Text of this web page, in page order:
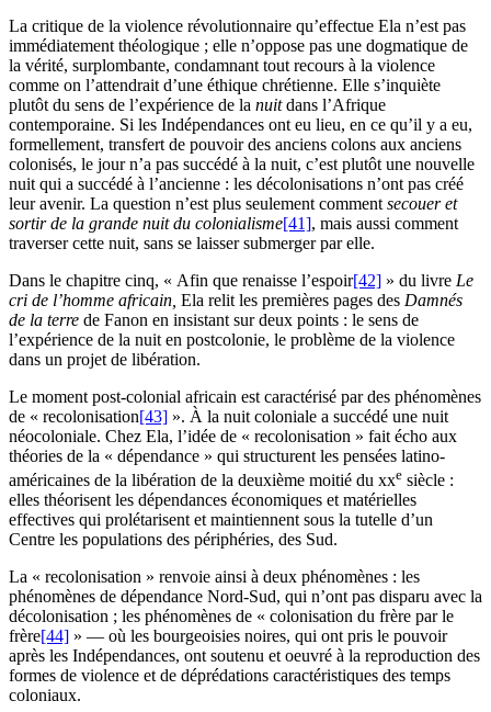
La critique de la violence révolutionnaire qu’effectue Ela n’est pas
immédiatement théologique ; elle n’oppose pas une dogmatique de
la vérité, surplombante, condamnant tout recours à la violence
comme on l’attendrait d’une éthique chrétienne. Elle s’inquiète
plutôt du sens de l’expérience de la nuitdans l’Afrique
contemporaine. Si les Indépendances ont eu lieu, en ce qu’il y a eu,
formellement, transfert de pouvoir des anciens colons aux anciens
colonisés, le jour n’a pas succédé à la nuit, c’est plutôt une nouvelle
nuit qui a succédé à l’ancienne : les décolonisations n’ont pas créé
leur avenir. La question n’est plus seulement comment secouer et
sortir de la grande nuit du colonialisme[41], mais aussi comment
traverser cette nuit, sans se laisser submerger par elle.
Dans le chapitre cinq, « Afin que renaisse l’espoir[42] » du livre Le
cri de l’homme africain, Ela relit les premières pages des Damnés
de la terre de Fanon en insistant sur deux points : le sens de
l’expérience de la nuit en postcolonie, le problème de la violence
dans un projet de libération.
Le moment post-colonial africain est caractérisé par des phénomènes
de « recolonisation[43] ». À la nuit coloniale a succédé une nuit
néocoloniale. Chez Ela, l’idée de « recolonisation » fait écho aux
théories de la « dépendance » qui structurent les pensées latino-
américaines de la libération de la deuxième moitié du xxe siècle :
elles théorisent les dépendances économiques et matérielles
effectives qui prolétarisent et maintiennent sous la tutelle d’un
Centre les populations des périphéries, des Sud.
La « recolonisation » renvoie ainsi à deux phénomènes : les
phénomènes de dépendance Nord-Sud, qui n’ont pas disparu avec la
décolonisation ; les phénomènes de « colonisation du frère par le
frère[44] » — où les bourgeoisies noires, qui ont pris le pouvoir
après les Indépendances, ont soutenu et oeuvré à la reproduction des
formes de violence et de déprédations caractéristiques des temps
coloniaux.